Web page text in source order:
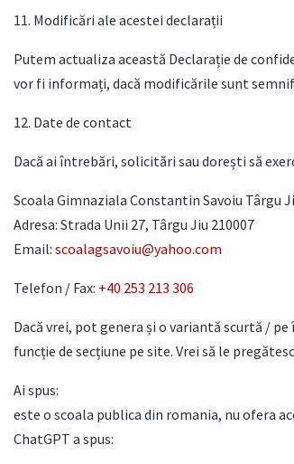
11. Modificări ale acestei declarații
Putem actualiza această Declarație de
vor fi informați, dacă modificările sunt
12. Date de contact
Dacă ai întrebări, solicitări sau dorești să
Scoala Gimnaziala Constantin Savoiu Târgu
Adresa: Strada Unii 27, Târgu Jiu 210007
Email: scoalagsavoiu@yahoo.com
Telefon / Fax: +40 253 213 306
Dacă vrei, pot genera și o variantă scurtă /
funcție de secțiune pe site. Vrei să le
Ai spus:
este o scoala publica din romania, nu ofera
ChatGPT a spus: